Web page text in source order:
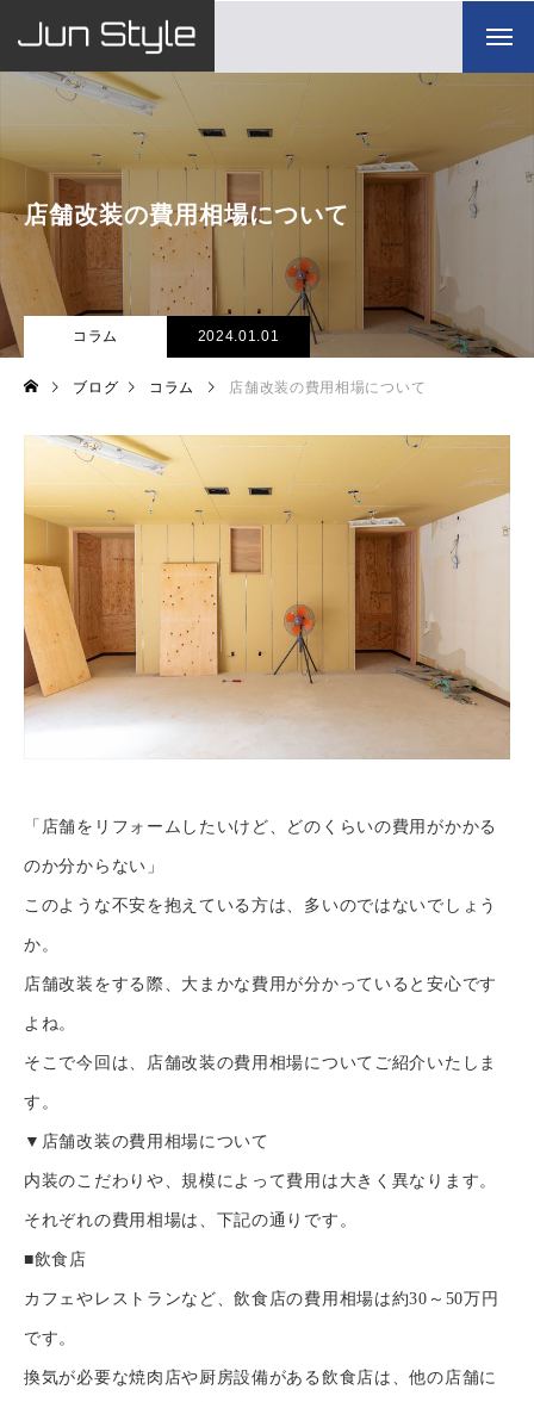
店舗改装の費用相場について
コラム 2024.01.01
ブログ コラム 店舗改装の費用相場について
「店舗をリフォームしたいけど、どのくらいの費用がかかる
のか分からない」
このような不安を抱えている方は、多いのではないでしょう
か。
店舗改装をする際、大まかな費用が分かっていると安心です
よね。
そこで今回は、店舗改装の費用相場についてご紹介いたしま
す。
▼店舗改装の費用相場について
内装のこだわりや、規模によって費用は大きく異なります。
それぞれの費用相場は、下記の通りです。
■飲食店
カフェやレストランなど、飲食店の費用相場は約30～50万円
です。
換気が必要な焼肉店や厨房設備がある飲食店は、他の店舗に